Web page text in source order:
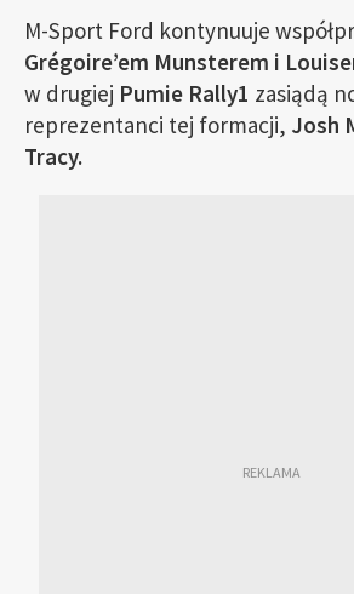
M-Sport Ford kontynuuje
Grégoire’em Munsterem i
w drugiej Pumie Rally1 zasiądą
reprezentanci tej formacji, Josh
Tracy.